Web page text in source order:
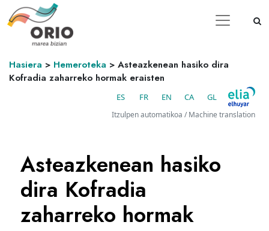
Hasiera > Hemeroteka > Asteazkenean hasiko dira
Kofradia zaharreko hormak eraisten
ES FR EN CA GL
Itzulpen automatikoa / Machine translation
Asteazkenean hasiko
dira Kofradia
zaharreko hormak